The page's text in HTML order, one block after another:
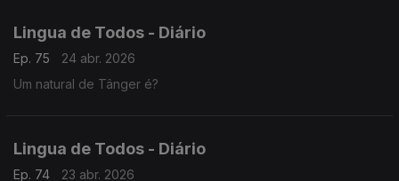
Lingua de Todos - Diário
Ep. 75
24 abr. 2026
Um natural de Tânger é?
Lingua de Todos - Diário
Ep. 74
23 abr. 2026